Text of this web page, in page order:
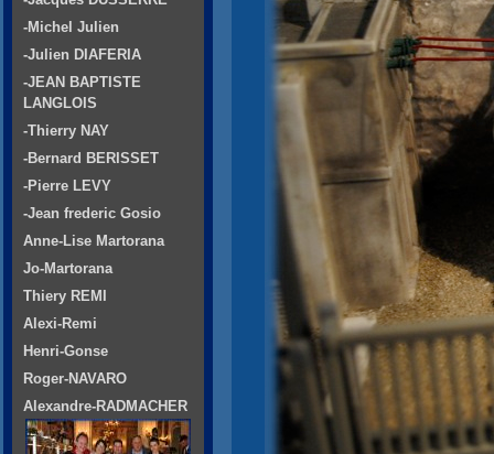
-Michel Julien
-Julien DIAFERIA
-JEAN BAPTISTE
LANGLOIS
-Thierry NAY
-Bernard BERISSET
-Pierre LEVY
-Jean frederic Gosio
Anne-Lise Martorana
Jo-Martorana
Thiery REMI
Alexi-Remi
Henri-Gonse
Roger-NAVARO
Alexandre-RADMACHER